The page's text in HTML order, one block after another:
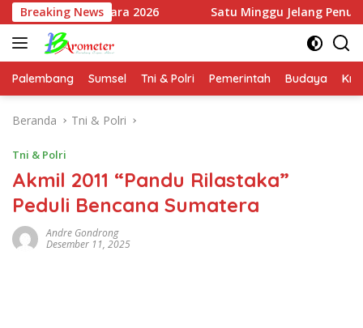
Langsung
ke
konten
Breaking News
2026 Satu Minggu Jelang Penutupan, Satgas
Palembang Sumsel Tni & Polri Pemerintah Budaya
Beranda Tni & Polri
Tni & Polri
Akmil 2011 “Pandu Rilastaka”
Peduli Bencana Sumatera
Andre Gondrong
Desember 11, 2025